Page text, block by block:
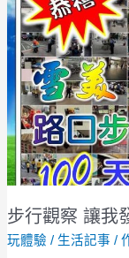
步行觀察 讓我
玩體驗 / 生活記事 /
行
觀
察
讓
我
發
現
自
己
有
當
狗